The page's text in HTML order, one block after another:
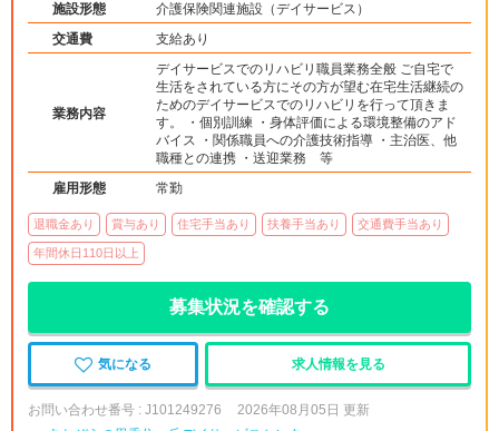
施設形態
介護保険関連施設（デイサービス）
交通費
支給あり
業務内容
デイサービスでのリハビリ職員業務全般 ご自宅で
生活をされている方にその方が望む在宅生活継続の
ためのデイサービスでのリハビリを行って頂きま
す。 ・個別訓練 ・身体評価による環境整備のアド
バイス ・関係職員への介護技術指導 ・主治医、他
職種との連携 ・送迎業務 等
雇用形態
常勤
退職金あり 賞与あり 住宅手当あり 扶養手当あり 交通費手当あり
年間休日110日以上
募集状況を確認する
気になる 求人情報を見る
お問い合わせ番号 : J101249276
2026年08月05日 更新